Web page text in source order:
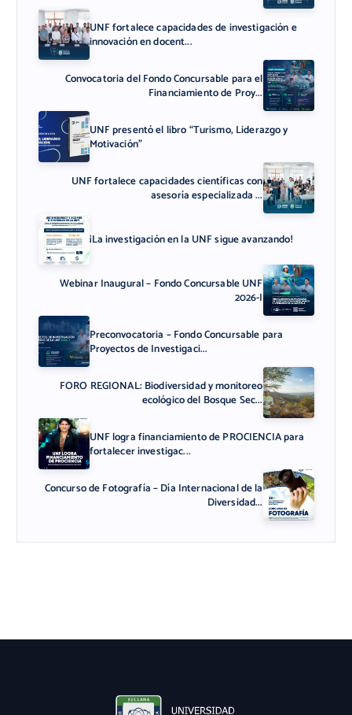
UNF fortalece capacidades de investigación e
innovación en docent...
Convocatoria del Fondo Concursable para el
Financiamiento de Proy...
UNF presentó el libro “Turismo, Liderazgo y
Motivación”
UNF fortalece capacidades científicas con
asesoría especializada ...
¡La investigación en la UNF sigue avanzando!
Webinar Inaugural – Fondo Concursable UNF
2026-I
Preconvocatoria – Fondo Concursable para
Proyectos de Investigaci...
FORO REGIONAL: Biodiversidad y monitoreo
ecológico del Bosque Sec...
UNF logra financiamiento de PROCIENCIA para
fortalecer investigac...
Concurso de Fotografía – Día Internacional de la
Diversidad...